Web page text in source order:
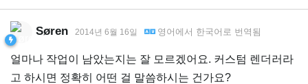
Søren 2014년 6월 16일 영어 에서 한국어 로 번역됨
얼마나 작업이 남았는지는 잘 모르겠어요. 커스텀 렌더러라
고 하시면 정확히 어떤 걸 말씀하시는 건가요?